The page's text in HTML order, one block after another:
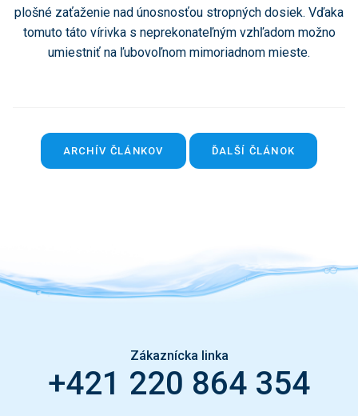
plošné zaťaženie nad únosnosťou stropných dosiek. Vďaka
tomuto táto vírivka s neprekonateľným vzhľadom možno
umiestniť na ľubovoľnom mimoriadnom mieste.
ARCHÍV ČLÁNKOV ĎALŠÍ ČLÁNOK
Zákaznícka linka
+421 220 864 354